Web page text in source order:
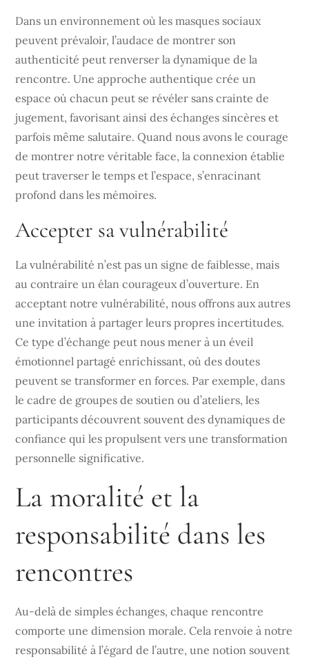
Dans un environnement où les masques sociaux
peuvent prévaloir, l’audace de montrer son
authenticité peut renverser la dynamique de la
rencontre. Une approche authentique crée un
espace où chacun peut se révéler sans crainte de
jugement, favorisant ainsi des échanges sincères et
parfois même salutaire. Quand nous avons le courage
de montrer notre véritable face, la connexion établie
peut traverser le temps et l’espace, s’enracinant
profond dans les mémoires.
Accepter sa vulnérabilité
La vulnérabilité n’est pas un signe de faiblesse, mais
au contraire un élan courageux d’ouverture. En
acceptant notre vulnérabilité, nous offrons aux autres
une invitation à partager leurs propres incertitudes.
Ce type d’échange peut nous mener à un éveil
émotionnel partagé enrichissant, où des doutes
peuvent se transformer en forces. Par exemple, dans
le cadre de groupes de soutien ou d’ateliers, les
participants découvrent souvent des dynamiques de
confiance qui les propulsent vers une transformation
personnelle significative.
La moralité et la
responsabilité dans les
rencontres
Au-delà de simples échanges, chaque rencontre
comporte une dimension morale. Cela renvoie à notre
responsabilité à l’égard de l’autre, une notion souvent